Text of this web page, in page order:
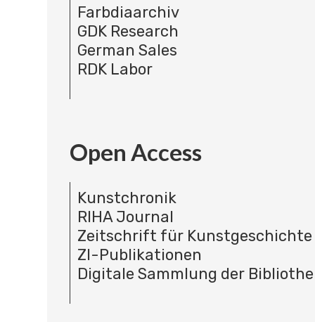
Farbdiaarchiv
GDK Research
German Sales
RDK Labor
Open Access
Kunstchronik
RIHA Journal
Zeitschrift für Kunstgeschichte
ZI-Publikationen
Digitale Sammlung der